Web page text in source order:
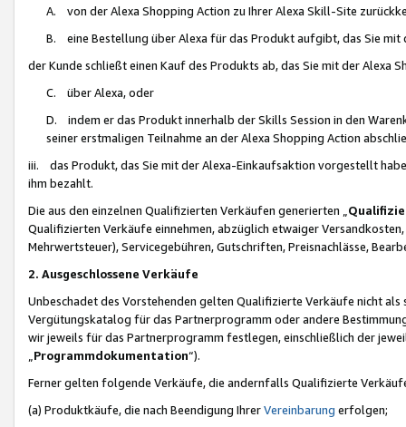
A. von der Alexa Shopping Action zu Ihrer Alexa Skill-Site
B. eine Bestellung über Alexa für das Produkt aufgibt, das Sie mit
der Kunde schließt einen Kauf des Produkts ab, das Sie mit der Alexa
C. über Alexa, oder
D. indem er das Produkt innerhalb der Skills Session in den
seiner erstmaligen Teilnahme an der Alexa Shopping Action
iii. das Produkt, das Sie mit der Alexa-Einkaufsaktion vorgestellt
ihm bezahlt.
Die aus den einzelnen Qualifizierten Verkäufen generierten „
Qualifizierten Verkäufe einnehmen, abzüglich etwaiger
Mehrwertsteuer), Servicegebühren, Gutschriften, Preisnachlässe,
2. Ausgeschlossene Verkäufe
Unbeschadet des Vorstehenden gelten Qualifizierte Verkäufe nicht
Vergütungskatalog für das Partnerprogramm oder andere
wir jeweils für das Partnerprogramm festlegen, einschließlich der
Programmdokumentation“).
Ferner gelten folgende Verkäufe, die andernfalls Qualifizierte
(a) Produktkäufe, die nach Beendigung IhrerVereinbarung erfolgen;